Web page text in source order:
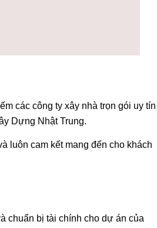
các công ty xây nhà trọn gói uy tín
Dựng Nhật Trung.
luôn cam kết mang đến cho khách
chuẩn bị tài chính cho dự án của